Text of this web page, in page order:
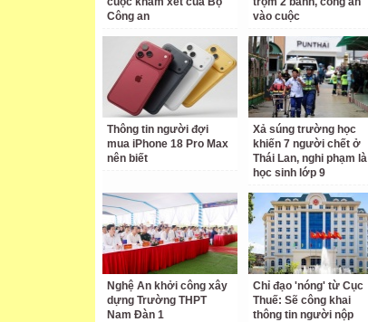
Công an
vào cuộc
Thông tin người đợi
mua iPhone 18 Pro Max
nên biết
Xả súng trường học
khiến 7 người chết ở
Thái Lan, nghi phạm là
học sinh lớp 9
Nghệ An khởi công xây
dựng Trường THPT
Nam Đàn 1
Chỉ đạo 'nóng' từ Cục
Thuế: Sẽ công khai
thông tin người nộp